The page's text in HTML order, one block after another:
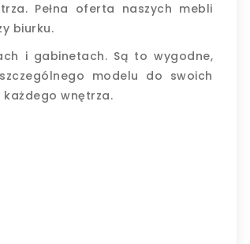
Pełna oferta naszych mebli
biurku.
i gabinetach. Są to wygodne,
modelu do swoich
wnętrza.